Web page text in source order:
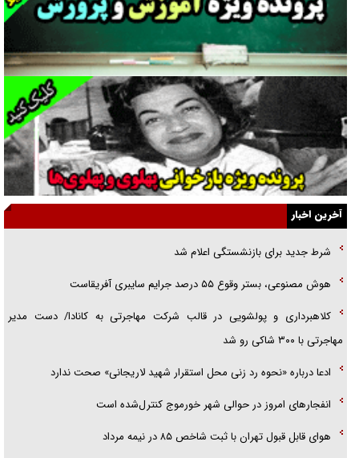
فوتبال و آن «بالا»!
راهبرد غافلگیری با نسل جدید پهپاد‌ها
جنجال پزشکان تقلبی در صنعت زیبایی
یهودی‌ها در ادبیات داستانی اروپا؛ از شکسپیر تا دیکنز
گفت‌وگو با خواهر یکی از شهدای جنگ رمضان/ خواهرم فرمانده جهادی و
اهل خدمت بی‌منت بود
جزئیات شکنجه‌هایم فراتر از آن است که در بیان بگنجد!
گزارش «جوان» از قوانین سخت‌گیرانه ۶ قاره در برابر یورش به پاسگاه‌های
آخرین اخبار
شرط جدید برای بازنشستگی اعلام شد
هوش مصنوعی، بستر وقوع ۵۵ درصد جرایم سایبری آفریقاست
کلاهبرداری و پولشویی در قالب شرکت مهاجرتی به کانادا/ دست مدیر
مهاجرتی با ۳۰۰ شاکی رو شد
ادعا درباره «نحوه رد زنی محل استقرار شهید لاریجانی» صحت ندارد
انفجار‌های امروز در حوالی شهر خورموج کنترل‌شده است
هوای قابل قبول تهران با ثبت شاخص ۸۵ در نیمه مرداد